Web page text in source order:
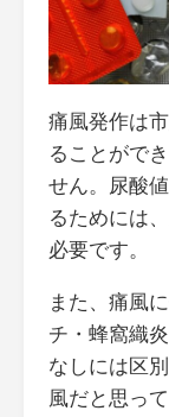
痛風発作は
ることがで
せん。尿酸
るためには
必要です。
また、痛風
チ・蜂窩織
なしには区
風だと思っ